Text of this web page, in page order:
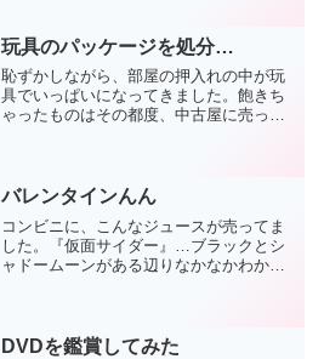
しまっていたのです。
玩具のパッケージを処分…
恥ずかしながら、部屋の押入れの中が玩
具でいっぱいになってきました。飽きち
ゃったものはその都度、中古屋に売って
になる《パッケージ》を処...
バレンタインんん
コンビニに、こんなジュースが売ってま
した。『仮面サイダー』…ブラックとシ
ャドームーンがある辺りなかなかわかっ
だけで十分です。
DVDを鑑賞してみた